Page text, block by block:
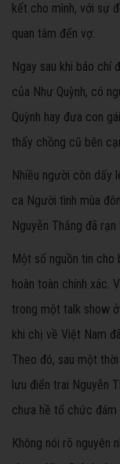
kết cho mình, với sự
quan tâm đến vợ.
Ngay sau khi báo chí
của Như Quỳnh, có
Quỳnh hay đưa con
thấy chồng cũ bên
Nhiều người còn dấy
ca Người tình mùa
Nguyễn Thắng đã rạn
Một số nguồn tin cho
hoàn toàn chính xác.
trong một talk show
khi chị về Việt Nam
Theo đó, sau một
lưu điển trai Nguyễn
chưa hề tổ chức đám
Không nói rõ nguyên